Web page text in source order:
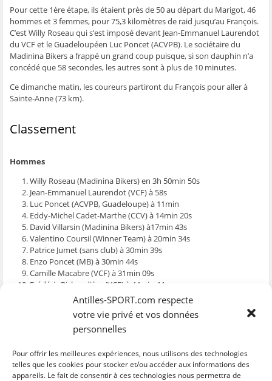
Antilles-SPORT.com respecte
votre vie privé et vos données
personnelles
Pour offrir les meilleures expériences, nous utilisons des technologies
telles que les cookies pour stocker et/ou accéder aux informations des
appareils. Le fait de consentir à ces technologies nous permettra de
u
n
e
n
o
u
v
e
l
e
e
u
n
e
n
o
u
v
e
l
l
f
e
u
n
e
n
o
u
v
e
l
e
f
n
o
u
v
e
l
e
f
n
ê
d
a
n
s
u
n
e
n
o
u
e
l
Pour cette 1ère étape, ils étaient près de 50 au départ du Marigot, 46
hommes et 3 femmes, pour 75,3 kilomètres de raid jusqu’au François.
C’est Willy Roseau qui s’est imposé devant Jean-Emmanuel Laurendot
du VCF et le Guadeloupéen Luc Poncet (ACVPB). Le sociétaire du
Madinina Bikers a frappé un grand coup puisque, si son dauphin n’a
concédé que 58 secondes, les autres sont à plus de 10 minutes.
Ce dimanche matin, les coureurs partiront du François pour aller à
Sainte-Anne (73 km).
Classement
Hommes
Willy Roseau (Madinina Bikers) en 3h 50min 50s
Jean-Emmanuel Laurendot (VCF) à 58s
Luc Poncet (ACVPB, Guadeloupe) à 11min
Eddy-Michel Cadet-Marthe (CCV) à 14min 20s
David Villarsin (Madinina Bikers) à17min 43s
Valentino Coursil (Winner Team) à 20min 34s
Patrice Jumet (sans club) à 30min 39s
Enzo Poncet (MB) à 30min 44s
Camille Macabre (VCF) à 31min 09s
Frédéric Richaudière (VCF) à 44min 44s
Anouk Vanommeslaeghe (Madinina Bikers) en 4h 44min 37s
Clara Adenet (MB) à 1h 27min 27s